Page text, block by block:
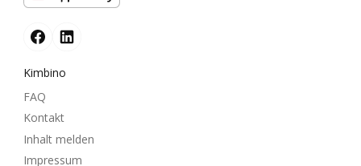
Kimbino
FAQ
Kontakt
Inhalt melden
Impressum